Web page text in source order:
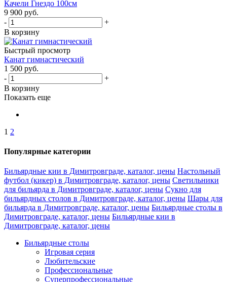
Качели Гнездо 100см
9 900 руб.
-
+
В корзину
Быстрый просмотр
Канат гимнастический
1 500 руб.
-
+
В корзину
Показать еще
1 2
Популярные категории
Бильярдные кии в Димитровграде, каталог, цены Настольный
футбол (кикер) в Димитровграде, каталог, цены Светильники
для бильярда в Димитровграде, каталог, цены Сукно для
бильярдных столов в Димитровграде, каталог, цены Шары для
бильярда в Димитровграде, каталог, цены Бильярдные столы в
Димитровграде, каталог, цены Бильярдные кии в
Димитровграде, каталог, цены
Бильярдные столы
Игровая серия
Любительские
Профессиональные
Суперпрофессиональные